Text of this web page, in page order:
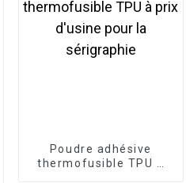
Poudre adhésive
thermofusible TPU à